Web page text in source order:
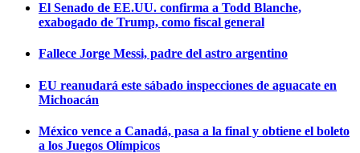
El Senado de EE.UU. confirma a Todd Blanche,
exabogado de Trump, como fiscal general
Fallece Jorge Messi, padre del astro argentino
EU reanudará este sábado inspecciones de aguacate en
Michoacán
México vence a Canadá, pasa a la final y obtiene el boleto
a los Juegos Olímpicos